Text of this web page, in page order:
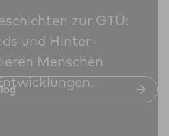
zur GTÜ:
und Hinter­
Menschen